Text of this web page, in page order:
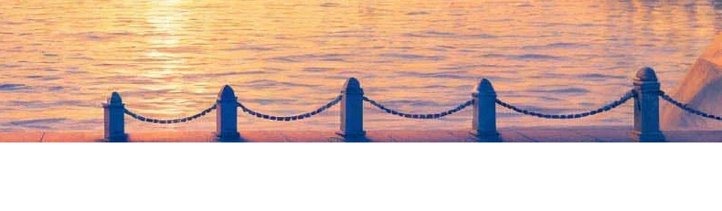
центра «АРТ Личность» по профориентации детей,